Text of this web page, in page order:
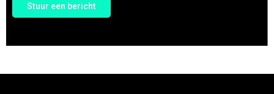
Stuur een bericht